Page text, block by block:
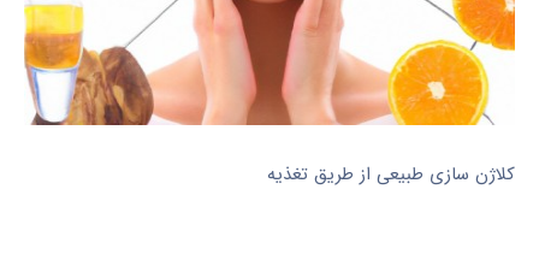
کلاژن سازی طبیعی از طریق تغذیه